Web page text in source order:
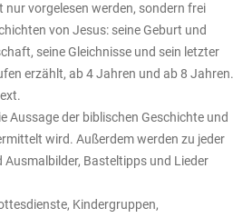
vorgelesen werden, sondern frei
von Jesus: seine Geburt und
seine Gleichnisse und sein letzter
erzählt, ab 4 Jahren und ab 8 Jahren.
Aussage der biblischen Geschichte und
wird. Außerdem werden zu jeder
Ausmalbilder, Basteltipps und Lieder
Kindergruppen,